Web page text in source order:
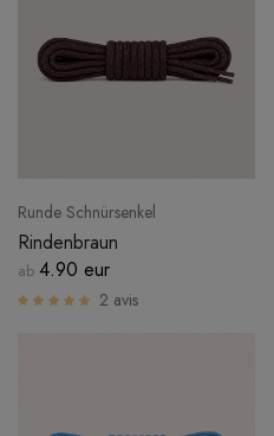
Runde Schnürsenkel
Rindenbraun
ab 4.90 eur
2 avis